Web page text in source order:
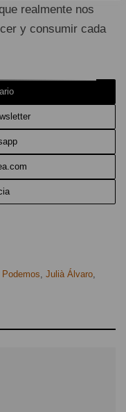
realmente nos
y consumir cada
Podemos Julià Álvaro